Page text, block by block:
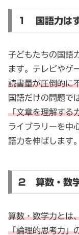
１ 国語力は
子どもたちの国語
ます。テレビやゲ
読書量が圧倒的に
国語だけの問題で
「文章を理解する
ライブラリーを中
語力を伸ばします。
２ 算数・数
算数・数学力とは
「論理的思考力」